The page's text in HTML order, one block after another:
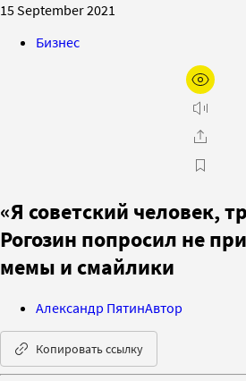
15 September 2021
Бизнес
«Я советский человек,
Рогозин попросил не
мемы и смайлики
Александр ПятинАвтор
Копировать ссылку